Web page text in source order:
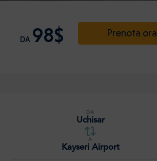
DA 98$ Prenota ora
DA
Uchisar
A
Kayseri Airport